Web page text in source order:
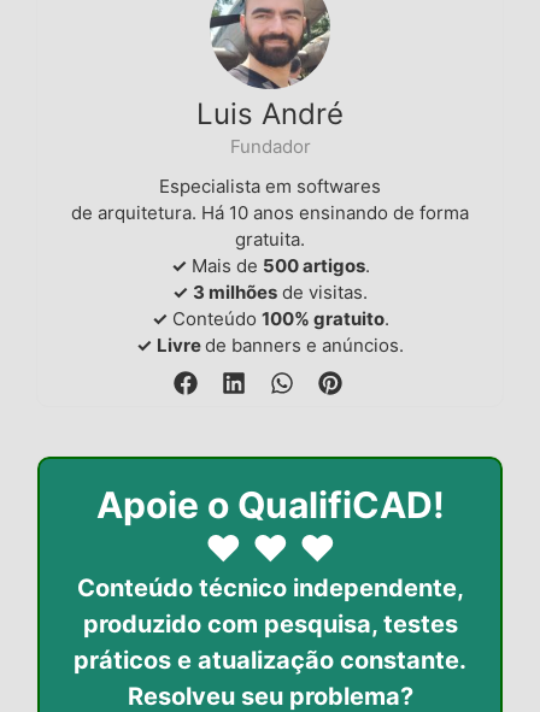
Luis André
Fundador
Especialista em softwares
de arquitetura. Há 10 anos ensinando de forma
gratuita.
✓Mais de 500 artigos.
✓ 3 milhões de visitas.
✓Conteúdo 100% gratuito.
✓ Livrede banners e anúncios.
Apoie o QualifiCAD!
♥ ♥ ♥
Conteúdo técnico independente,
produzido com pesquisa, testes
práticos e atualização constante.
Resolveu seu problema?